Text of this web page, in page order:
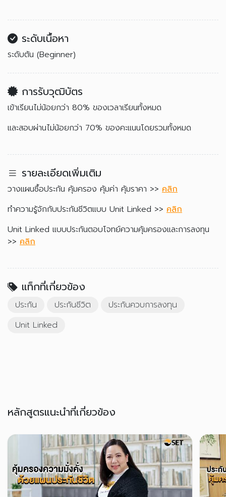
ระดับเนื้อหา
ระดับต้น (Beginner)
การรับวุฒิบัตร
เข้าเรียนไม่น้อยกว่า 80% ของเวลาเรียนทั้งหมด
และสอบผ่านไม่น้อยกว่า 70% ของคะแนนโดยรวมทั้งหมด
รายละเอียดเพิ่มเติม
วางแผนซื้อประกัน คุ้มครอง คุ้มค่า คุ้มราคา >> คลิก
ทำความรู้จักกับประกันชีวิตแบบ Unit Linked >> คลิก
Unit Linked แบบประกันตอบโจทย์ความคุ้มครองและการลงทุน
>> คลิก
แท็กที่เกี่ยวข้อง
ประกัน ประกันชีวิต
ประกันควบการลงทุน
Unit Linked
หลักสูตรแนะนำที่เกี่ยวข้อง